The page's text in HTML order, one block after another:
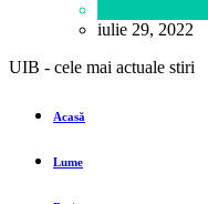
iulie 29, 2022
UIB - cele mai actuale stiri
Acasă
Lume